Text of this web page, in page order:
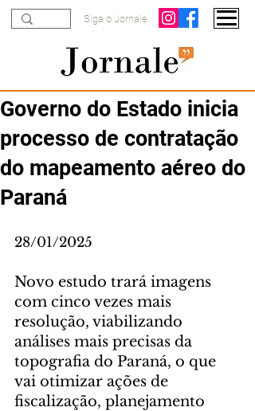
Siga o Jornale
Governo do Estado inicia
processo de contratação
do mapeamento aéreo do
Paraná
28/01/2025
Novo estudo trará imagens
com cinco vezes mais
resolução, viabilizando
análises mais precisas da
topografia do Paraná, o que
vai otimizar ações de
fiscalização, planejamento